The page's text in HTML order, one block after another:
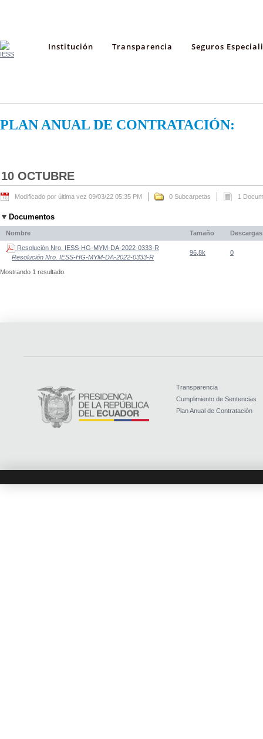
Institución Transparencia Seguros
PLAN ANUAL DE CONTRATACIÓN:
10 OCTUBRE
Modificado por última vez 09/03/22 05:35 PM 0 Subcarpetas 1
Documentos
Nombre Tamaño Descargas
Resolución Nro. IESS-HG-MYM-DA-2022-0333-R
Resolución Nro. IESS-HG-MYM-DA-2022-0333-R
96,8k 0
Mostrando 1 resultado.
Transparencia
Cumplimiento de Sentencias
Plan Anual de Contratación